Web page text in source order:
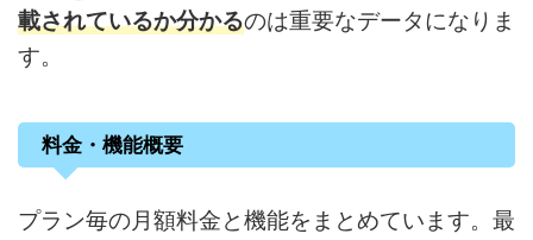
載されているか分かるのは重要なデータになりま
す。
料金・機能概要
プラン毎の月額料金と機能をまとめています。最